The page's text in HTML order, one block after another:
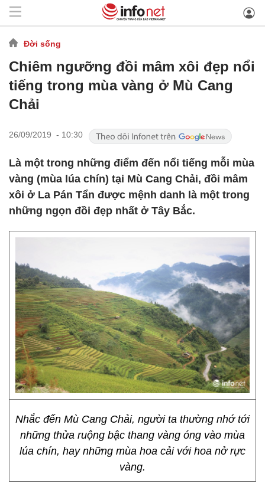
Đời sống
Chiêm ngưỡng đồi mâm xôi đẹp nổi
tiếng trong mùa vàng ở Mù Cang
Chải
26/09/2019 - 10:30
Là một trong những điểm đến nổi tiếng mỗi mùa
vàng (mùa lúa chín) tại Mù Cang Chải, đồi mâm
xôi ở La Pán Tẩn được mệnh danh là một trong
những ngọn đồi đẹp nhất ở Tây Bắc.
Nhắc đến Mù Cang Chải, người ta thường nhớ tới
những thửa ruộng bậc thang vàng óng vào mùa
lúa chín, hay những mùa hoa cải với hoa nở rực
vàng.